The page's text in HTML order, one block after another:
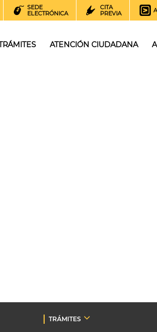
SEDE
ELECTRÓNICA
CITA
PREVIA
ATENCIÓN CIUDADANA
TRÁMITES